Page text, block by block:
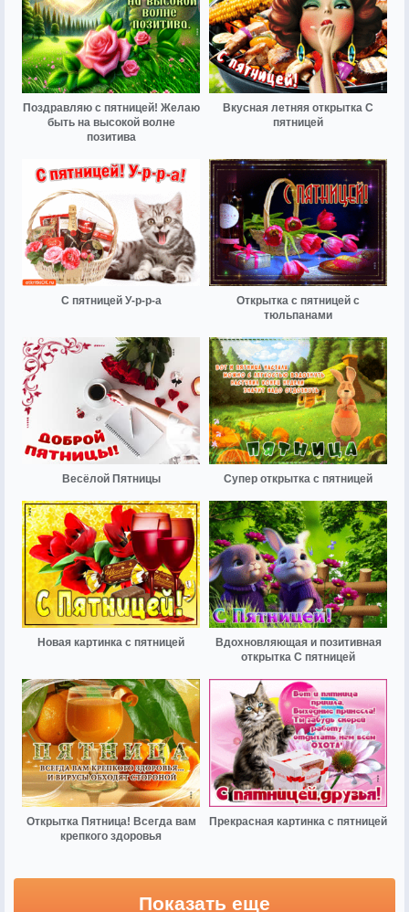
Поздравляю с пятницей! Желаю
быть на высокой волне
позитива
Вкусная летняя открытка С
пятницей
С пятницей У-р-р-а
Открытка с пятницей с
тюльпанами
Весёлой Пятницы Супер открытка с пятницей
Новая картинка с пятницей
Вдохновляющая и позитивная
открытка С пятницей
Открытка Пятница! Всегда вам
крепкого здоровья
Прекрасная картинка с пятницей
Показать еще